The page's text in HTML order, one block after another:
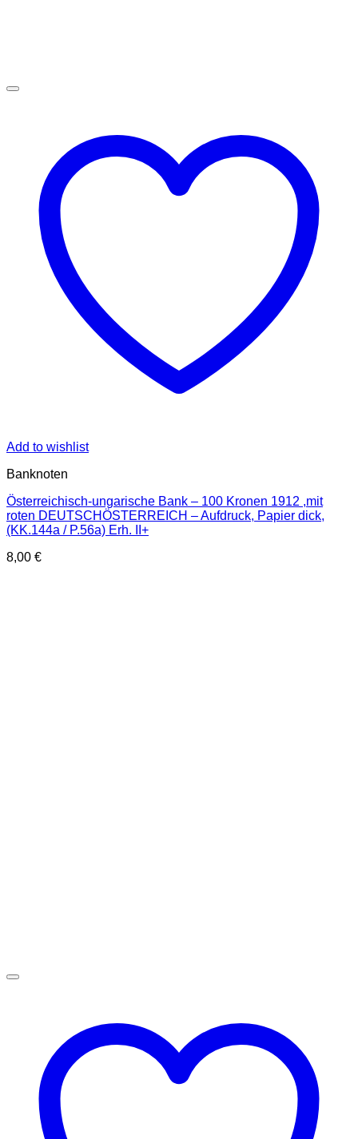
Add to wishlist
Banknoten
Österreichisch-ungarische Bank – 100 Kronen 1912 ,mit
roten DEUTSCHÖSTERREICH – Aufdruck, Papier dick,
(KK.144a / P.56a) Erh. II+
8,00 €